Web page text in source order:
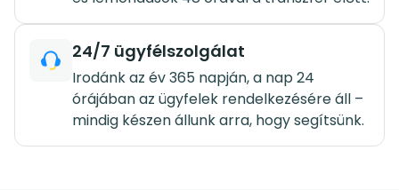
24/7 ügyfélszolgálat
Irodánk az év 365 napján, a nap 24
órájában az ügyfelek rendelkezésére áll –
mindig készen állunk arra, hogy segítsünk.